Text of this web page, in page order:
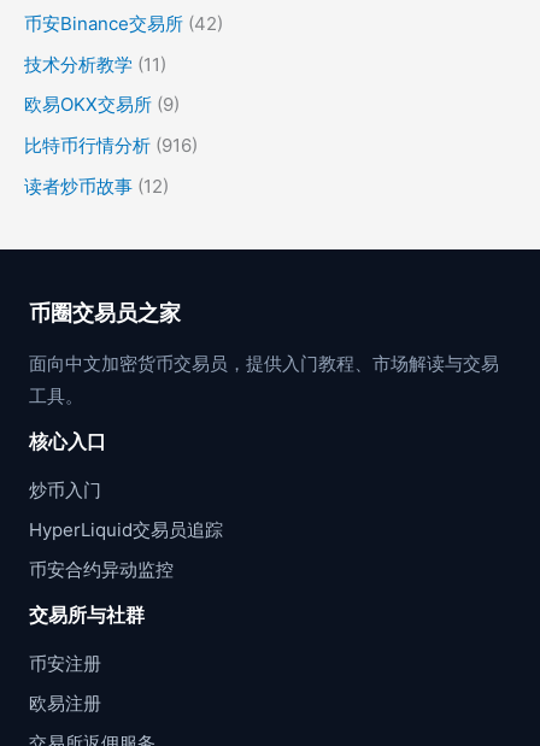
币安Binance交易所 (42)
技术分析教学 (11)
欧易OKX交易所 (9)
比特币行情分析 (916)
读者炒币故事 (12)
币圈交易员之家
面向中文加密货币交易员，提供入门教程、市场解读与交易
工具。
核心入口
炒币入门
HyperLiquid交易员追踪
币安合约异动监控
交易所与社群
币安注册
欧易注册